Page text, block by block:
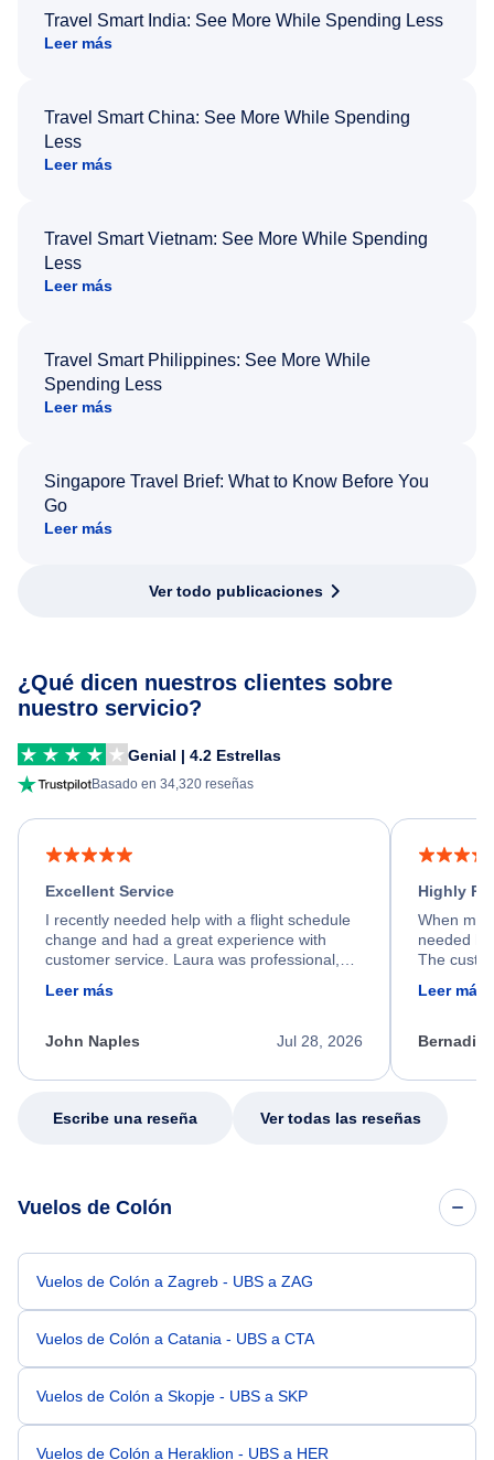
Travel Smart India: See More While Spending Less
Leer más
Travel Smart China: See More While Spending
Less
Leer más
Travel Smart Vietnam: See More While Spending
Less
Leer más
Travel Smart Philippines: See More While
Spending Less
Leer más
Singapore Travel Brief: What to Know Before You
Go
Leer más
Ver todo publicaciones
¿Qué dicen nuestros clientes sobre
nuestro servicio?
Genial | 4.2 Estrellas
Basado en 34,320 reseñas
Excellent Service
I recently needed help with a flight schedule
change and had a great experience with
customer service. Laura was professional,
friendly, and very helpful throughout the
process. She quickly found a solution and
appreciate her excellent service.
Leer más
Jul 28, 2026
John Naples
Highly
When my
needed
The
calm,
my issue.
Leer más
Escribe una reseña Ver todas las reseñas
Vuelos de Colón
Vuelos de Colón a Zagreb - UBS a ZAG
Vuelos de Colón a Catania - UBS a CTA
Vuelos de Colón a Skopje - UBS a SKP
Vuelos de Colón a Heraklion - UBS a HER